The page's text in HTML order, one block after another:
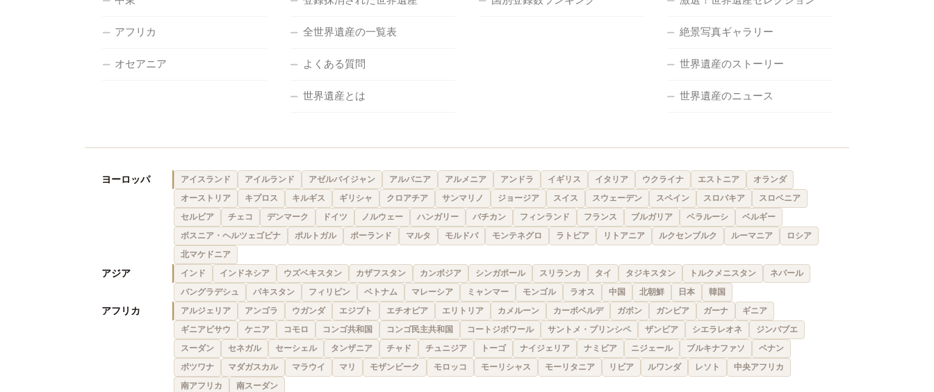
アフリカ
オセアニア
全世界遺産の一覧表
よくある質問
世界遺産とは
絶景写真ギャラリー
世界遺産のストーリー
世界遺産のニュース
ヨーロッパ アイスランド アイルランド アゼルバイジャン アルバニア アルメニア アンドラ イギリス イタリア ウクライナ エストニア
オランダ
オーストリア
キプロス キルギス ギリシャ クロアチア サンマリノ ジョージア スイス スウェーデン スペイン スロバキア
スロベニア
セルビア
チェコ デンマーク ドイツ ノルウェー ハンガリー バチカン フィンランド フランス ブルガリア ベラルーシ
ベルギー
ボスニア・ヘルツェゴビナ
ポルトガル ポーランド マルタ モルドバ モンテネグロ ラトビア リトアニア ルクセンブルク ルーマニア
ロシア
北マケドニア
アジア インド インドネシア ウズベキスタン カザフスタン カンボジア シンガポール スリランカ タイ タジキスタン トルクメニスタン
ネパール
バングラデシュ
パキスタン フィリピン ベトナム マレーシア ミャンマー モンゴル ラオス 中国 北朝鮮 日本 韓国
アフリカ アルジェリア アンゴラ ウガンダ エジプト エチオピア エリトリア カメルーン カーボベルデ ガボン ガンビア ガーナ
ギニア
ギニアビサウ
ケニア コモロ コンゴ共和国 コンゴ民主共和国 コートジボワール サントメ・プリンシペ ザンビア シエラレオネ
ジンバブエ
スーダン
セネガル セーシェル タンザニア チャド チュニジア トーゴ ナイジェリア ナミビア ニジェール ブルキナファソ
ベナン
ボツワナ
マダガスカル マラウイ マリ モザンビーク モロッコ モーリシャス モーリタニア リビア ルワンダ レソト
中央アフリカ
南アフリカ
南スーダン